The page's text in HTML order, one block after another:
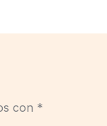
con *